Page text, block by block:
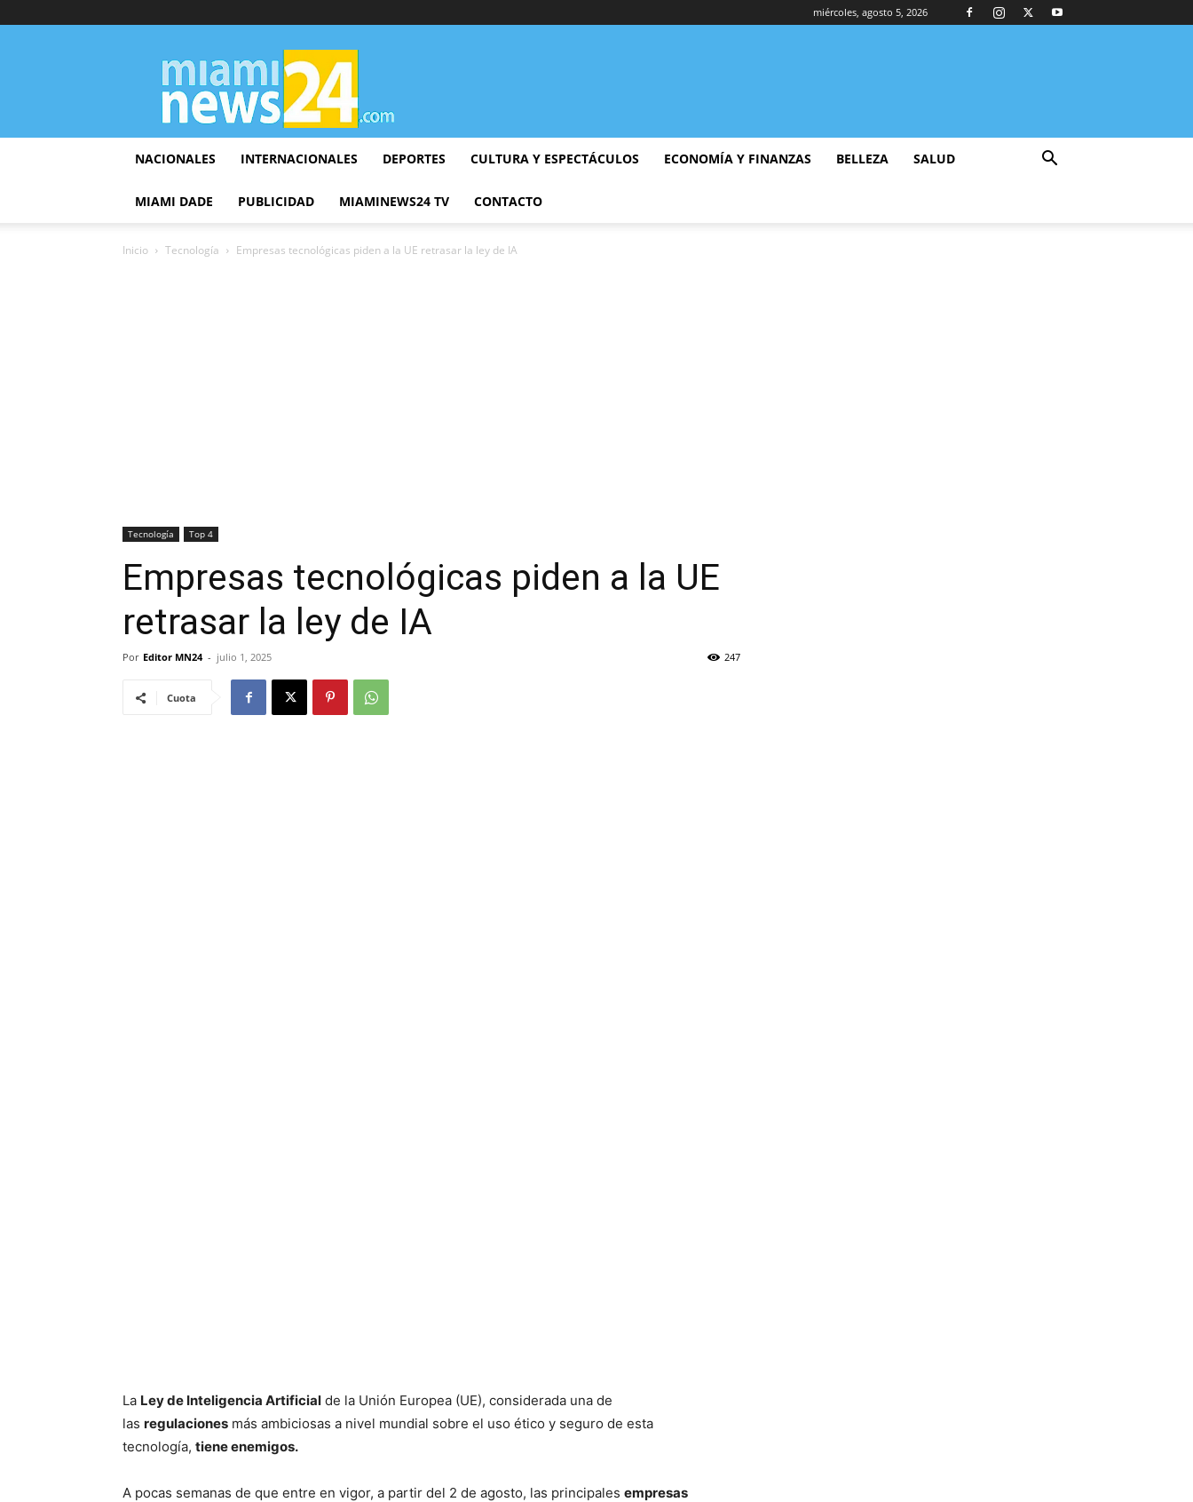
miércoles, agosto 5, 2026
▷
Miami
News
24
NACIONALES INTERNACIONALES DEPORTES CULTURA Y ESPECTÁCULOS ECONOMÍA Y FINANZAS BELLEZA SALUD
MIAMI DADE PUBLICIDAD MIAMINEWS24 TV CONTACTO
Inicio Tecnología Empresas tecnológicas piden a la UE retrasar la ley de IA
Tecnología Top 4
Empresas tecnológicas piden a la UE
retrasar la ley de IA
Por Editor MN24 - julio 1, 2025 247
Cuota
La Ley de Inteligencia Artificial de la Unión Europea (UE), considerada una de
las regulaciones más ambiciosas a nivel mundial sobre el uso ético y seguro de esta
tecnología, tiene enemigos.
A pocas semanas de que entre en vigor, a partir del 2 de agosto, las principales empresas